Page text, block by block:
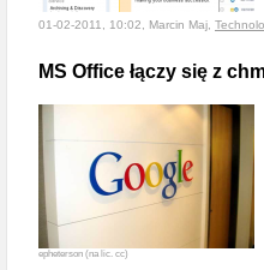
01-02-2011, 10:02, Marcin Maj,
MS Office łączy się z
epheterson (na lic. cc)